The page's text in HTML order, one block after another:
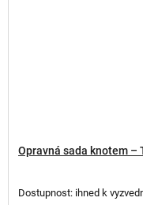
Opravná sada knotem –
Dostupnost: ihned k